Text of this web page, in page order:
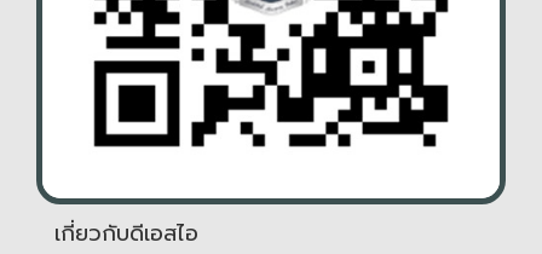
เกี่ยวกับดีเอสไอ